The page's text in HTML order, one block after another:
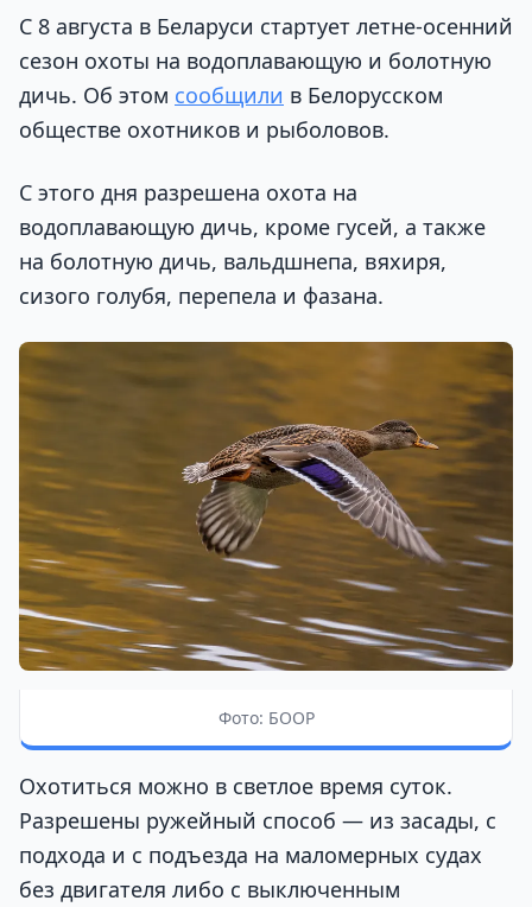
С 8 августа в Беларуси стартует летне-осенний
сезон охоты на водоплавающую и болотную
дичь. Об этом сообщили в Белорусском
обществе охотников и рыболовов.
С этого дня разрешена охота на
водоплавающую дичь, кроме гусей, а также
на болотную дичь, вальдшнепа, вяхиря,
сизого голубя, перепела и фазана.
Фото: БООР
Охотиться можно в светлое время суток.
Разрешены ружейный способ — из засады, с
подхода и с подъезда на маломерных судах
без двигателя либо с выключенным